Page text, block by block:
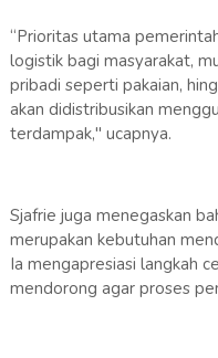
“Prioritas utama
logistik bagi masyarakat,
pribadi seperti pakaian,
akan didistribusikan
terdampak," ucapnya.
Sjafrie juga menegaskan
merupakan kebutuhan
Ia mengapresiasi langkah
mendorong agar proses